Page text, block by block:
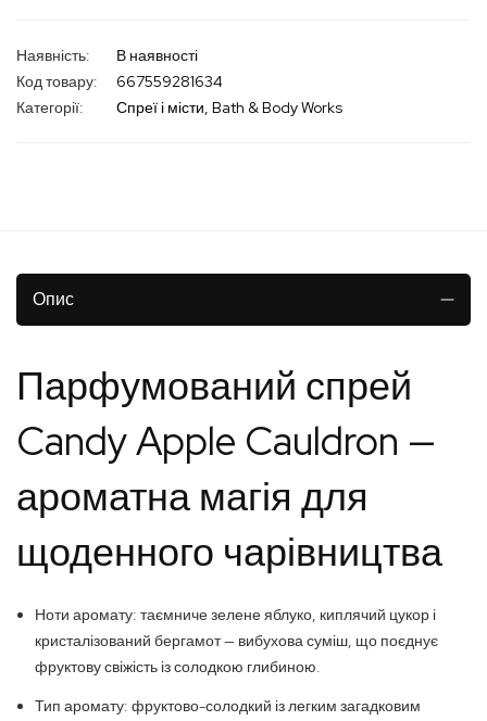
В наявності
Код товару
667559281634
Категорії:
Спреї і місти Bath & Body Works
Опис
Парфумований спрей
Candy Apple Cauldron —
ароматна магія для
щоденного чарівництва
Ноти аромату: таємниче зелене яблуко, киплячий цукор і
кристалізований бергамот — вибухова суміш, що поєднує
фруктову свіжість із солодкою глибиною.
Тип аромату: фруктово-солодкий із легким загадковим